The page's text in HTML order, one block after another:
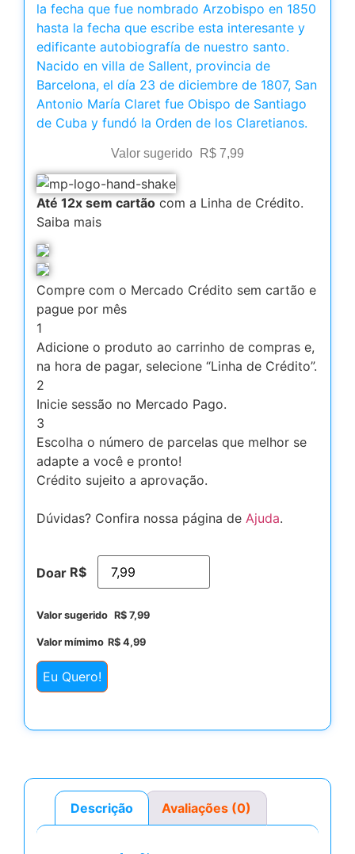
la fecha que fue nombrado Arzobispo en 1850
hasta la fecha que escribe esta interesante y
edificante autobiografía de nuestro santo.
Nacido en villa de Sallent, provincia de
Barcelona, el día 23 de diciembre de 1807, San
Antonio María Claret fue Obispo de Santiago
de Cuba y fundó la Orden de los Claretianos.
Valor sugerido R$ 7,99
Até 12x sem cartão com a Linha de Crédito.
Saiba mais
Compre com o Mercado Crédito sem cartão e
pague por mês
1
Adicione o produto ao carrinho de compras e,
na hora de pagar, selecione “Linha de Crédito”.
2
Inicie sessão no Mercado Pago.
3
Escolha o número de parcelas que melhor se
adapte a você e pronto!
Crédito sujeito a aprovação.
Dúvidas? Confira nossa página de Ajuda.
Doar R$
Valor sugerido R$ 7,99
Valor mímimo R$ 4,99
Eu Quero!
Descrição Avaliações (0)